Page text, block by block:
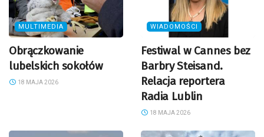
MULTIMEDIA
Obrączkowanie
lubelskich sokołów
18 MAJA 2026
WIADOMOŚCI
Festiwal w Cannes bez
Barbry Steisand.
Relacja reportera
Radia Lublin
18 MAJA 2026